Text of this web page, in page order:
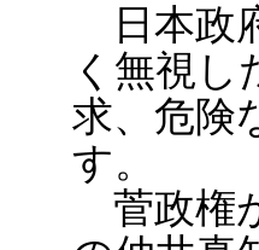
日本政
く無視し
求、危険
す。
菅政権